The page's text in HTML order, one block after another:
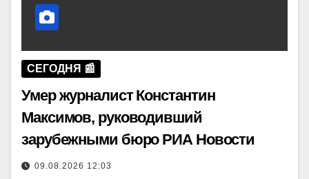
СЕГОДНЯ 📰
Умер журналист Константин
Максимов, руководивший
зарубежными бюро РИА Новости
09.08.2026 12:03